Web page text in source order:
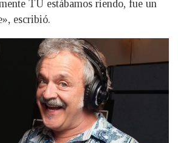
TÚ estábamos riendo, fue un
escribió.